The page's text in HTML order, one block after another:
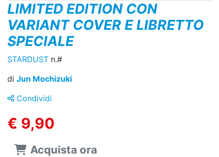
LIMITED EDITION CON
VARIANT COVER E LIBRETTO
SPECIALE
STARDUST n.#
di Jun Mochizuki
Condividi
€ 9,90
Acquista ora